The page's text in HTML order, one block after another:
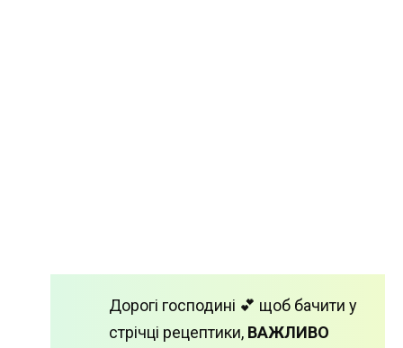
Дорогі господині 💕 щоб бачити у
стрічці рецептики, ВАЖЛИВО